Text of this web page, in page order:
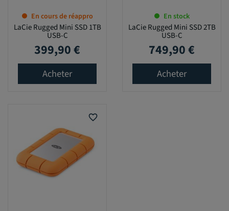
En cours de réappro
LaCie Rugged Mini SSD 1TB
USB-C
Prix
399,90 €
Acheter
En stock
LaCie Rugged Mini SSD 2TB
USB-C
Prix
749,90 €
Acheter
favorite_border